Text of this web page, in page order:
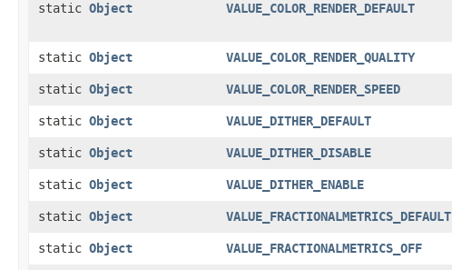
static Object VALUE_COLOR_RENDER_DEFAULT
static Object VALUE_COLOR_RENDER_QUALITY
static Object VALUE_COLOR_RENDER_SPEED
static Object VALUE_DITHER_DEFAULT
static Object VALUE_DITHER_DISABLE
static Object VALUE_DITHER_ENABLE
static Object VALUE_FRACTIONALMETRICS_DEFAULT
static Object VALUE_FRACTIONALMETRICS_OFF